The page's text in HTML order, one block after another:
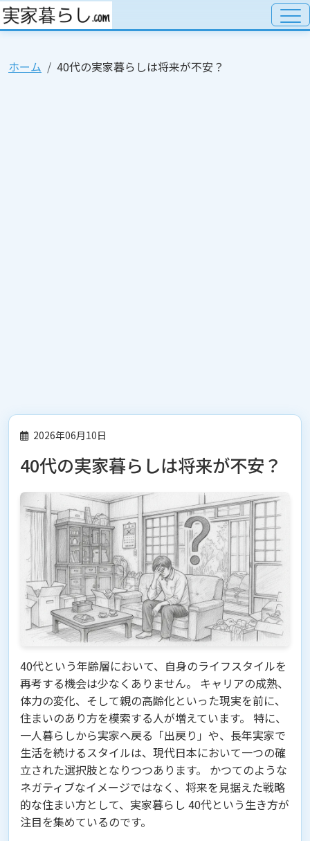
ホーム 40代の実家暮らしは将来が不安？
2026年06月10日
40代の実家暮らしは将来が不安？
40代という年齢層において、自身のライフスタイルを
再考する機会は少なくありません。 キャリアの成熟、
体力の変化、そして親の高齢化といった現実を前に、
住まいのあり方を模索する人が増えています。 特に、
一人暮らしから実家へ戻る「出戻り」や、長年実家で
生活を続けるスタイルは、現代日本において一つの確
立された選択肢となりつつあります。 かつてのような
ネガティブなイメージではなく、将来を見据えた戦略
的な住まい方として、実家暮らし 40代という生き方が
注目を集めているのです。